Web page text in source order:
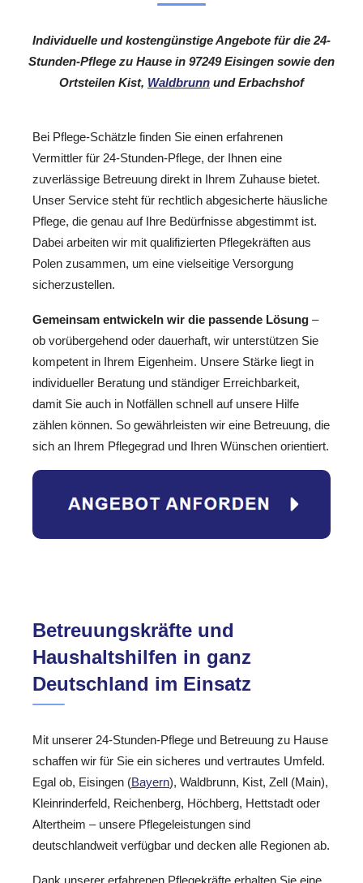
Individuelle und kostengünstige Angebote für die 24-
Stunden-Pflege zu Hause in 97249 Eisingen sowie den
Ortsteilen Kist, Waldbrunn und Erbachshof
Bei Pflege-Schätzle finden Sie einen erfahrenen
Vermittler für 24-Stunden-Pflege, der Ihnen eine
zuverlässige Betreuung direkt in Ihrem Zuhause bietet.
Unser Service steht für rechtlich abgesicherte häusliche
Pflege, die genau auf Ihre Bedürfnisse abgestimmt ist.
Dabei arbeiten wir mit qualifizierten Pflegekräften aus
Polen zusammen, um eine vielseitige Versorgung
sicherzustellen.
Gemeinsam entwickeln wir die passende Lösung –
ob vorübergehend oder dauerhaft, wir unterstützen Sie
kompetent in Ihrem Eigenheim. Unsere Stärke liegt in
individueller Beratung und ständiger Erreichbarkeit,
damit Sie auch in Notfällen schnell auf unsere Hilfe
zählen können. So gewährleisten wir eine Betreuung, die
sich an Ihrem Pflegegrad und Ihren Wünschen orientiert.
Betreuungskräfte und
Haushaltshilfen in ganz
Deutschland im Einsatz
Mit unserer 24-Stunden-Pflege und Betreuung zu Hause
schaffen wir für Sie ein sicheres und vertrautes Umfeld.
Egal ob, Eisingen (Bayern), Waldbrunn, Kist, Zell (Main),
Kleinrinderfeld, Reichenberg, Höchberg, Hettstadt oder
Altertheim – unsere Pflegeleistungen sind
deutschlandweit verfügbar und decken alle Regionen ab.
Dank unserer erfahrenen Pflegekräfte erhalten Sie eine